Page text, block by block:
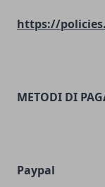
https://
METODI DI
Paypal